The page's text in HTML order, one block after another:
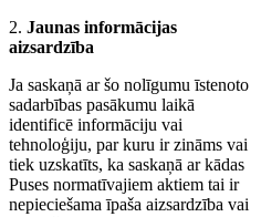
2. Jaunas informācijas
aizsardzība
Ja saskaņā ar šo nolīgumu īstenoto
sadarbības pasākumu laikā
identificē informāciju vai
tehnoloģiju, par kuru ir zināms vai
tiek uzskatīts, ka saskaņā ar kādas
Puses normatīvajiem aktiem tai ir
nepieciešama īpaša aizsardzība vai